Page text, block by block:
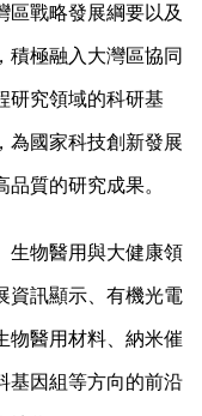
區戰略發展綱要以及
積極融入大灣區協同
研究領域的科研基
為國家科技創新發展
質的研究成果。
生物醫用與大健康領
資訊顯示、有機光電
物醫用材料、納米催
基因組等方向的前沿